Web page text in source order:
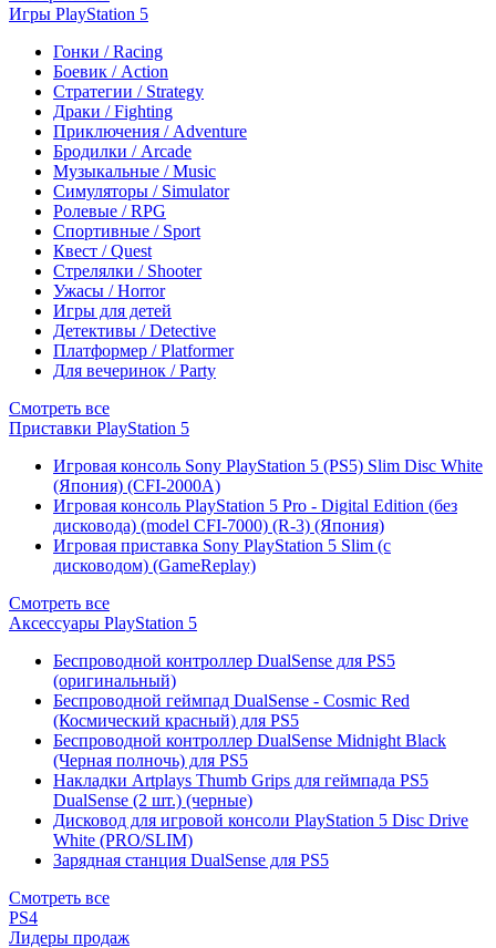
Игры PlayStation 5
Гонки / Racing
Боевик / Action
Стратегии / Strategy
Драки / Fighting
Приключения / Adventure
Бродилки / Arcade
Музыкальные / Music
Симуляторы / Simulator
Ролевые / RPG
Спортивные / Sport
Квест / Quest
Стрелялки / Shooter
Ужасы / Horror
Игры для детей
Детективы / Detective
Платформер / Platformer
Для вечеринок / Party
Смотреть все
Приставки PlayStation 5
Игровая консоль Sony PlayStation 5 (PS5) Slim Disc White
(Япония) (CFI-2000A)
Игровая консоль PlayStation 5 Pro - Digital Edition (без
дисковода) (model CFI-7000) (R-3) (Япония)
Игровая приставка Sony PlayStation 5 Slim (с
дисководом) (GameReplay)
Смотреть все
Аксессуары PlayStation 5
Беспроводной контроллер DualSense для PS5
(оригинальный)
Беспроводной геймпад DualSense - Cosmic Red
(Космический красный) для PS5
Беспроводной контроллер DualSense Midnight Black
(Черная полночь) для PS5
Накладки Artplays Thumb Grips для геймпада PS5
DualSense (2 шт.) (черные)
Дисковод для игровой консоли PlayStation 5 Disc Drive
White (PRO/SLIM)
Зарядная станция DualSense для PS5
Смотреть все
PS4
Лидеры продаж